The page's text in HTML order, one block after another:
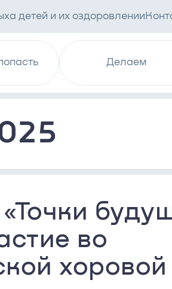
детей и их оздоровлении
Делаем
во
хоровой